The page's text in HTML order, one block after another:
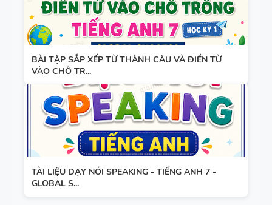
BÀI TẬP SẮP XẾP TỪ THÀNH CÂU VÀ ĐIỀN TỪ
VÀO CHỖ TR...
TÀI LIỆU DẠY NÓI SPEAKING - TIẾNG ANH 7 -
GLOBAL S...